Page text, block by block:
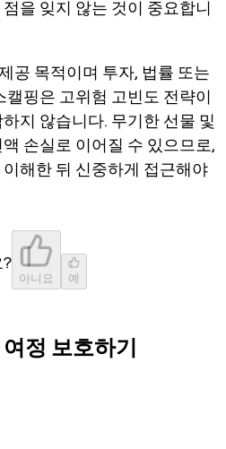
을 잊지 않는 것이 중요합니
공 목적이며 투자, 법률 또는
핑은 고위험 고빈도 전략이
지 않습니다. 무기한 선물 및
손실로 이어질 수 있으므로,
해한 뒤 신중하게 접근해야
아니요 예
정 보호하기